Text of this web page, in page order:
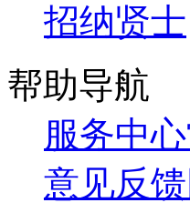
招纳贤士
帮助导航
服务中心
意见反馈